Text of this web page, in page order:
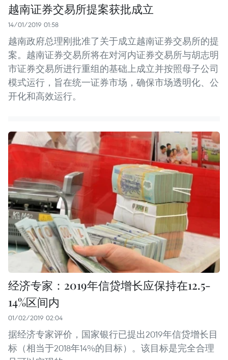
越南证券交易所提案获批成立
14/01/2019 01:58
越南政府总理刚批准了关于成立越南证券交易所的提
案。越南证券交易所将在对河内证券交易所与胡志明
市证券交易所进行重组的基础上成立并按照母子公司
模式运行，旨在统一证券市场，确保市场透明化、公
开化和高效运行。
经济专家：2019年信贷增长应保持在12.5-
14%区间内
01/02/2019 02:04
据经济专家评价，国家银行已提出2019年信贷增长目
标（相当于2018年14%的目标）。该目标是完全合理